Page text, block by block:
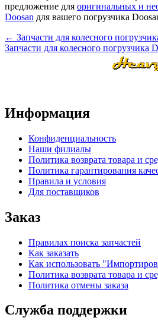
предложение для оригинальных и
Doosan для вашего погрузчика
← Запчасти для колесного
Запчасти для колесного погрузчика
Информация
Конфиденциальность
Наши филиалы
Политика возврата товара и
Политика гарантирования
Правила и условия
Для поставщиков
Заказ
Правилах поиска запчастей
Как заказать
Как использовать
Политика возврата товара и
Политика отмены заказа
Служба поддержки